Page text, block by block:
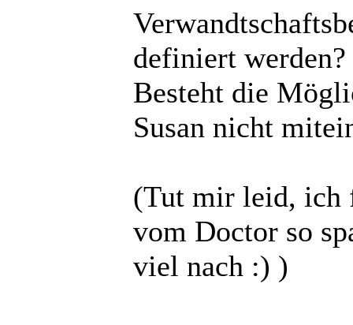
definiert werden?
Besteht die
Susan nicht
(Tut mir leid, ich
vom Doctor so
viel nach :) )